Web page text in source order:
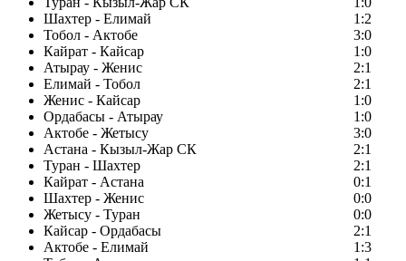
Шахтер - Елимай
1:2
Тобол - Актобе
3:0
Кайрат - Кайсар
1:0
Атырау - Женис
2:1
Елимай - Тобол
2:1
Женис - Кайсар
1:0
Ордабасы - Атырау
1:0
Актобе - Жетысу
3:0
Астана - Кызыл-Жар СК
2:1
Туран - Шахтер
2:1
Кайрат - Астана
0:1
Шахтер - Женис
0:0
Жетысу - Туран
0:0
Кайсар - Ордабасы
2:1
Актобе - Елимай
1:3